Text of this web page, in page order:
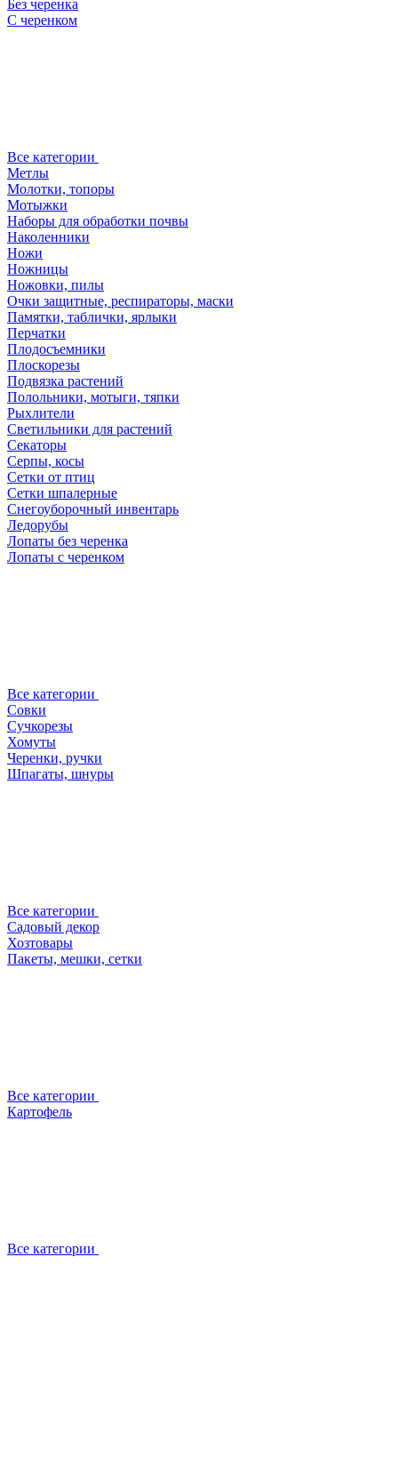
Без черенка
С черенком
Все категории
Метлы
Молотки, топоры
Мотыжки
Наборы для обработки почвы
Наколенники
Ножи
Ножницы
Ножовки, пилы
Очки защитные, респираторы, маски
Памятки, таблички, ярлыки
Перчатки
Плодосъемники
Плоскорезы
Подвязка растений
Полольники, мотыги, тяпки
Рыхлители
Светильники для растений
Секаторы
Серпы, косы
Сетки от птиц
Сетки шпалерные
Снегоуборочный инвентарь
Ледорубы
Лопаты без черенка
Лопаты с черенком
Все категории
Совки
Сучкорезы
Хомуты
Черенки, ручки
Шпагаты, шнуры
Все категории
Садовый декор
Хозтовары
Пакеты, мешки, сетки
Все категории
Картофель
Все категории